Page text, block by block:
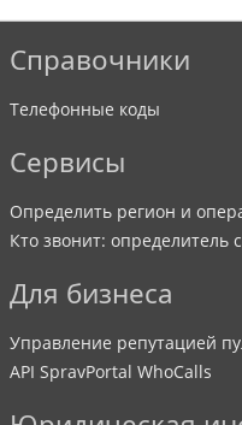
Справочники
Телефонные коды
Сервисы
Определить регион и
Кто звонит: определитель
Для бизнеса
Управление репутацией
API SpravPortal WhoCalls